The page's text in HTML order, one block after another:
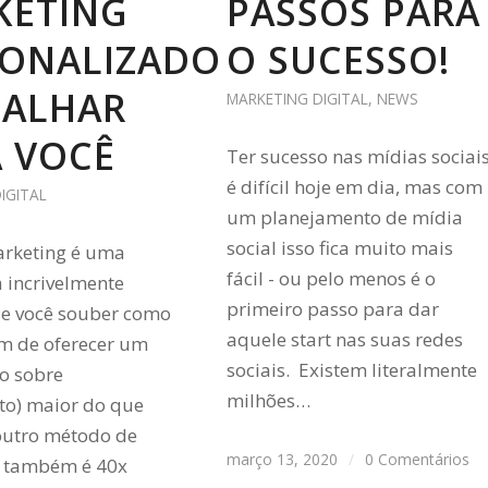
VOCÊ
é uma
incrivelmente
você souber como
de oferecer um
sobre
maior do que
método de
é 40x
PASSOS PARA
O SUCESSO!
MARKETING DIGITAL , NEWS
Ter sucesso nas mídias
é difícil hoje em dia, mas com
um planejamento de mídia
social isso fica muito mais
fácil - ou pelo menos é o
primeiro passo para dar
aquele start nas suas redes
sociais. Existem literalmente
milhões…
março 13, 2020 / 0 Comentários